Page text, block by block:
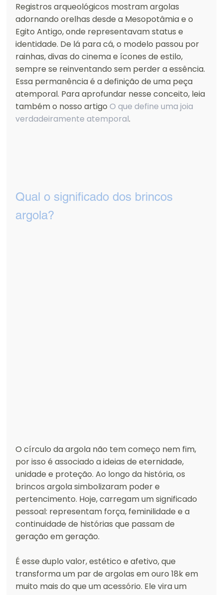
Registros arqueológicos mostram argolas
adornando orelhas desde a Mesopotâmia e o
Egito Antigo, onde representavam status e
identidade. De lá para cá, o modelo passou por
rainhas, divas do cinema e ícones de estilo,
sempre se reinventando sem perder a essência.
Essa permanência é a definição de uma peça
atemporal. Para aprofundar nesse conceito, leia
também o nosso artigo O que define uma joia
verdadeiramente atemporal.
Qual o significado dos brincos
argola?
O círculo da argola não tem começo nem fim,
por isso é associado a ideias de eternidade,
unidade e proteção. Ao longo da história, os
brincos argola simbolizaram poder e
pertencimento. Hoje, carregam um significado
pessoal: representam força, feminilidade e a
continuidade de histórias que passam de
geração em geração.
É esse duplo valor, estético e afetivo, que
transforma um par de argolas em ouro 18k em
muito mais do que um acessório. Ele vira um